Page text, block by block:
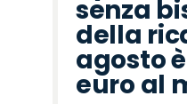
senza
della
agosto
euro al